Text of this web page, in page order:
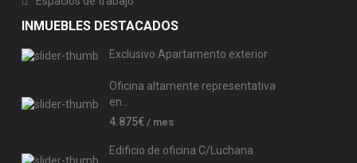
INMUEBLES DESTACADOS
Exclusivo Apartamento exterior
Oficina altamente representativa
en...
4.875€ / mes
Edificio de oficina C/Luchana